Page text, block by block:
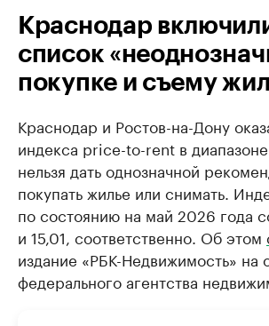
Краснодар
список
покупке и съему
Краснодар и Ростов-на-Дону
индекса price-to-rent в
нельзя дать однозначной
покупать жилье или снимать.
по состоянию на май 2026 года
и 15,01, соответственно. Об этом
издание «РБК-Недвижимость» на
федерального агентства